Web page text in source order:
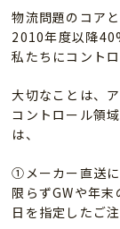
物流問題のコア
2010年度以降
私たちにコント
大切なことは、
コントロール領
は、
①メーカー直送
限らずGWや年
日を指定したご